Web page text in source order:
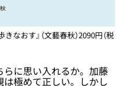
おす』（文藝春秋）2090円（税
に思い入れるか。加藤
極めて正しい。しかし